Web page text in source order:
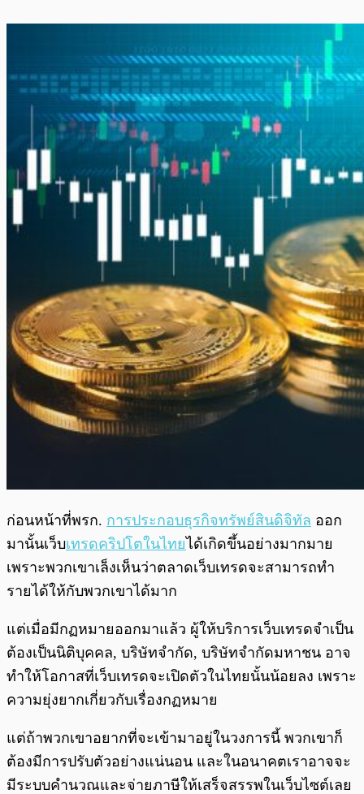
ก่อนหน้าที่พรก. การประกอบธุรกิจทรัพย์สินดิจิทัล ออก
มานั้นเว็บเทรดคริปโตในไทยได้เกิดขึ้นอย่างมากมาย
เพราะพวกเขาเล็งเห็นว่าตลาดเว็บเทรดจะสามารถทำ
รายได้ให้กับพวกเขาได้มาก
แต่เมื่อมีกฏหมายออกมาแล้ว ผู้ให้บริการเว็บเทรดจำเป็น
ต้องเป็นนิติบุคคล, บริษัทจำกัด, บริษัทจำกัดมหาชน อาจ
ทำให้โอกาสที่เว็บเทรดจะเปิดตัวในไทยนั้นน้อยลง เพราะ
ความยุ่งยากเกี่ยวกับเรื่องกฏหมาย
แต่ถ้าพวกเขาอยากที่จะเข้ามาอยู่ในวงการนี้ พวกเขาก็
ต้องมีการปรับตัวอย่างแน่นอน และในอนาคตเราอาจจะ
มีระบบคำนวณและจ่ายภาษีให้เสร็จสรรพในเว็บไซต์เลย